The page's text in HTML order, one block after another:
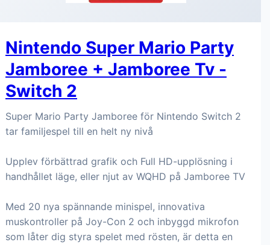
Nintendo Super Mario Party
Jamboree + Jamboree Tv -
Switch 2
Super Mario Party Jamboree för Nintendo Switch 2
tar familjespel till en helt ny nivå
Upplev förbättrad grafik och Full HD-upplösning i
handhållet läge, eller njut av WQHD på Jamboree TV
Med 20 nya spännande minispel, innovativa
muskontroller på Joy-Con 2 och inbyggd mikrofon
som låter dig styra spelet med rösten, är detta en